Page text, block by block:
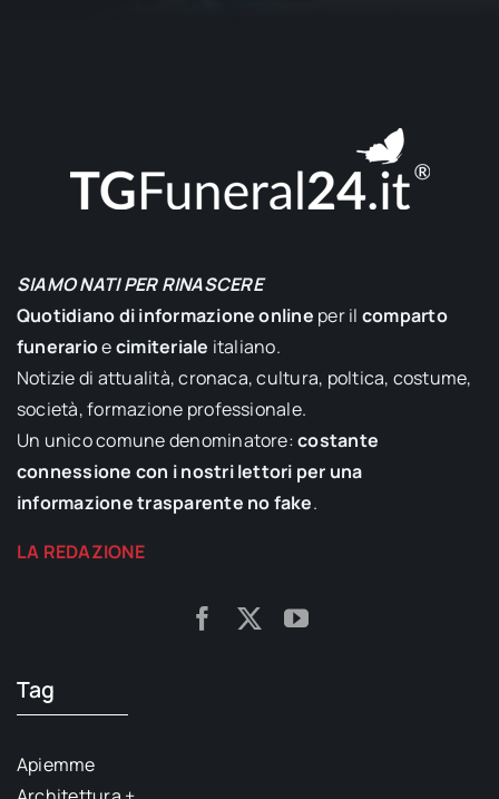
SIAMO NATI PER RINASCERE
Quotidiano di informazione online per il comparto
funerarioecimiteriale italiano.
Notizie di attualità, cronaca, cultura, poltica, costume,
società, formazione professionale.
Un unico comune denominatore:costante
connessione con i nostri lettori per una
informazione trasparente no fake.
LA REDAZIONE
Tag
Apiemme